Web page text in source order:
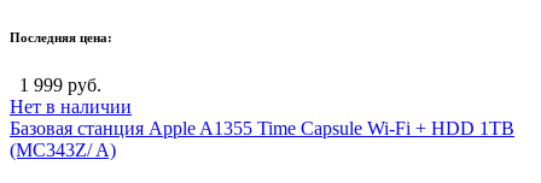
Последняя цена:
1 999 руб.
Нет в наличии
Базовая станция Apple A1355 Time Capsule Wi-Fi + HDD 1TB
(MC343Z/ A)